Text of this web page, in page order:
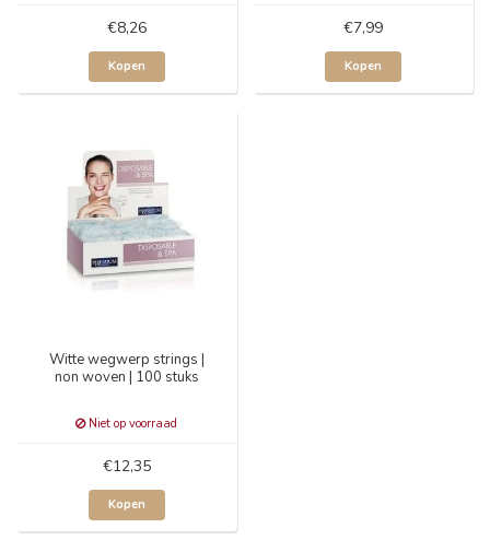
€8,26
Kopen
€7,99
Kopen
Witte wegwerp strings |
non woven | 100 stuks
Niet op voorraad
€12,35
Kopen